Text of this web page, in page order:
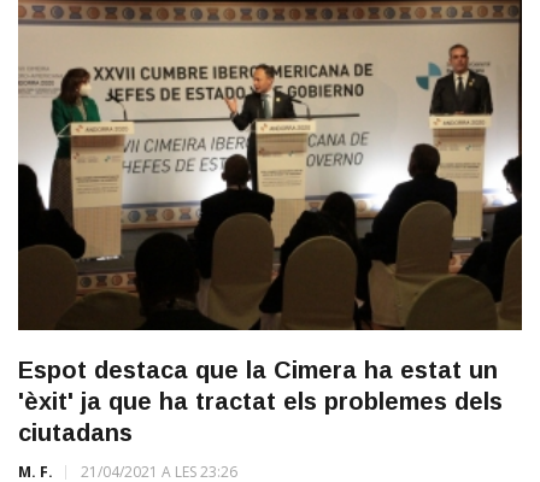
Espot destaca que la Cimera ha estat un
'èxit' ja que ha tractat els problemes dels
ciutadans
M. F. 21/04/2021 A LES 23:26